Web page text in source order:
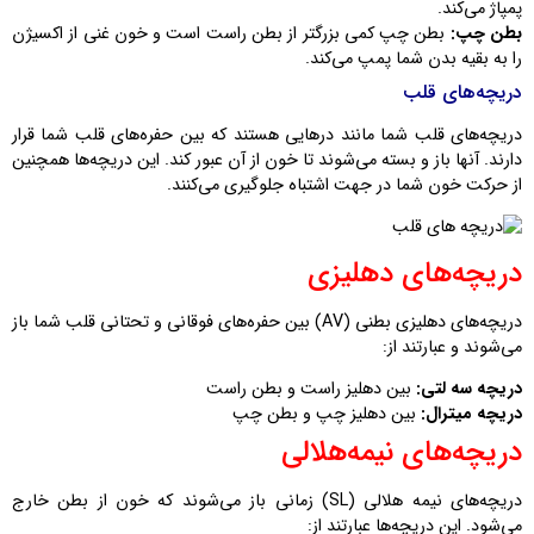
پمپاژ می‌کند.
بطن چپ: بطن چپ کمی بزرگتر از بطن راست است و خون غنی از اکسیژن
را به بقیه بدن شما پمپ می‌کند.
دریچه‌های قلب
دریچه‌های قلب شما مانند درهایی هستند که بین حفره‌های قلب شما قرار
دارند. آنها باز و بسته می‌شوند تا خون از آن عبور کند. این دریچه‌ها همچنین
از حرکت خون شما در جهت اشتباه جلوگیری می‌کنند.
دریچه‌های دهلیزی
دریچه‌های دهلیزی بطنی (AV) بین حفره‌های فوقانی و تحتانی قلب شما باز
می‌شوند و عبارتند از:
دریچه سه لتی: بین دهلیز راست و بطن راست
دریچه میترال: بین دهلیز چپ و بطن چپ
دریچه‌های نیمه‌هلالی
دریچه‌های نیمه هلالی (SL) زمانی باز می‌شوند که خون از بطن خارج
می‌شود. این دریچه‌ها عبارتند از: